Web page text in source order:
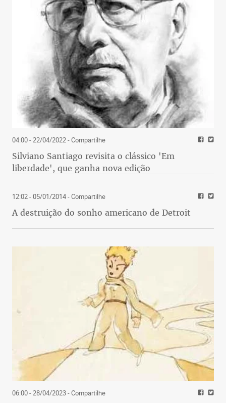
04:00 - 22/04/2022- Compartilhe
Silviano Santiago revisita o clássico 'Em
liberdade', que ganha nova edição
12:02 - 05/01/2014- Compartilhe
A destruição do sonho americano de Detroit
06:00 - 28/04/2023- Compartilhe